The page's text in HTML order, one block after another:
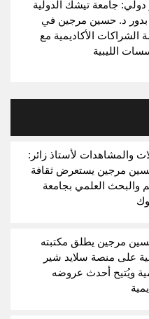
دولي: جامعة تيشك الدولية
بدور د. حسين مرجين في
الشراكات الأكاديمية مع
الليبية
والمشاهدات لأستاذ زائر:
مرجين يستعرض ثقافة
والبحث العلمي بجامعة
مرجين يطلق مكتبته
على منصة سلايد شير
ويُتيح أحدث عروضه